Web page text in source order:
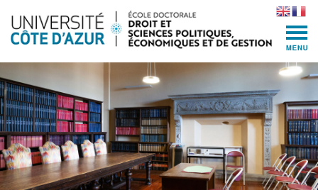
content
(Press
Enter)